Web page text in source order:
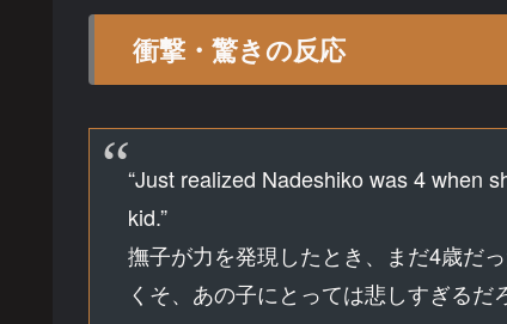
衝撃・驚きの反応
“Just realized Nadeshiko was 4 when
kid.”
撫子が力を発現したとき、まだ4歳だっ
くそ、あの子にとっては悲しすぎるだ